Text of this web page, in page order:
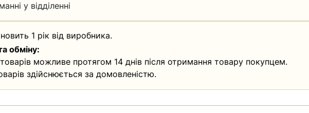
у відділенні
1 рік від виробника.
обміну:
можливе протягом 14 днів після отримання товару покупцем.
здійснюється за домовленістю.